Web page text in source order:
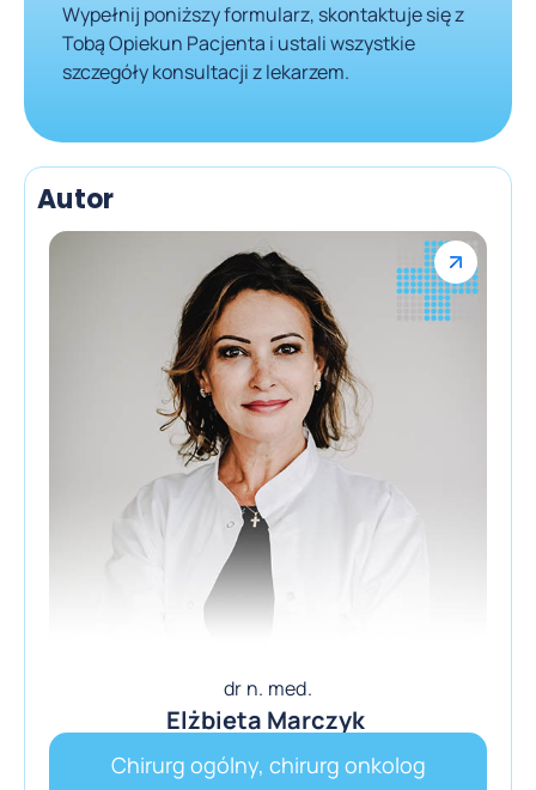
Wypełnij poniższy formularz, skontaktuje się z
Tobą Opiekun Pacjenta i ustali wszystkie
szczegóły konsultacji z lekarzem.
Autor
dr n. med.
Elżbieta Marczyk
Chirurg ogólny, chirurg onkolog